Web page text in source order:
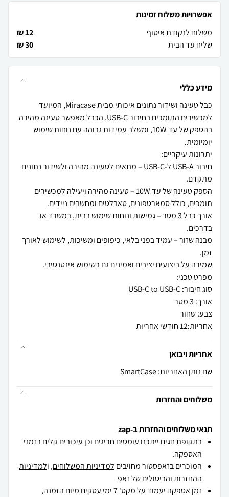
אפשרויות משלוח זמינות
משלוח לנקודת איסוף
12 ₪
שליח עד הבית
30 ₪
מידע כללי
כבל טעינה ושידור נתונים איכותי מבית Miracase, המיועד
למכשירים התומכים בחיבור USB-C. הכבל מאפשר טעינה מהירה
בהספק של עד 10W, ומשלב עמידות גבוהה עם נוחות שימוש
חיבור USB-A ל-USB-C – מתאים לטעינה מהירה ולשידור נתונים
הספק טעינה של עד 10W – טעינה מהירה ויעילה למכשירים
אורך כבל 3 מטר – גמישות ונוחות שימוש בבית, במשרד או
מבנה שזור – עמיד בפני בלאי, כיפופים ומשיכות, לשימוש לאורך
אחריות:12 חודשי אחריות
אחריות ויבואן
שם נותן האחריות: SmartCase
משלוחים והחזרות
תנאי משלוחים והחזרות ב-zap
בתקופת חגים ייתכנו עומסים חריגים וכן עיכובים קלים בזמני
האספקה.
המוכרים בזאפסטור מחויבים למדיניות המשלוחים, ולמדיניות
ההחזרות והביטוליםשל זאפ
זמן אספקה יעמוד על מקס' 7 ימי עסקים מיום הזמנה,